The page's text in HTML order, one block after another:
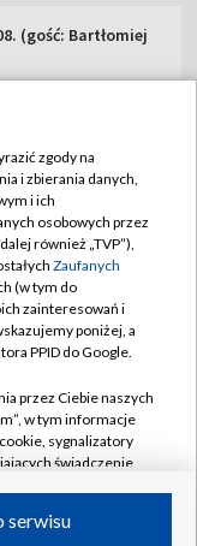
(gość: Bartłomiej
w likwidacji
zgody na
i zbierania danych,
i ich
osobowych przez
również „TVP”),
Zaufanych
(w tym do
zainteresowań i
poniżej, a
PPID do Google.
przez Ciebie naszych
w tym informacje
sygnalizatory
świadczenie
serwisu